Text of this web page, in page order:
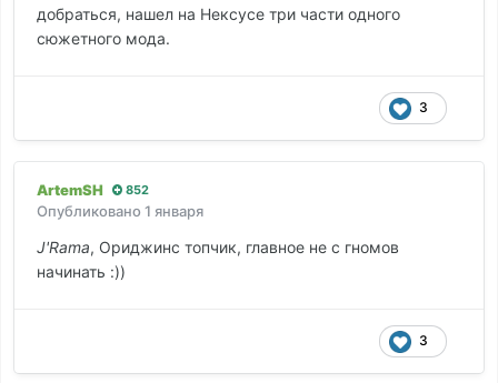
добраться, нашел на Нексусе три части одного
сюжетного мода.
3
ArtemSH 852
Опубликовано 1 января
J'Rama, Ориджинс топчик, главное не с гномов
начинать :))
3